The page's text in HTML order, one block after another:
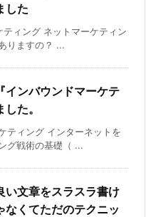
した
ィング ネットマーケティン
りますの？ ...
インバウンドマーケテ
た。
ティング インターネットを
グ戦術の基礎（ ...
い文章をスラスラ書け
なくてただのテクニッ